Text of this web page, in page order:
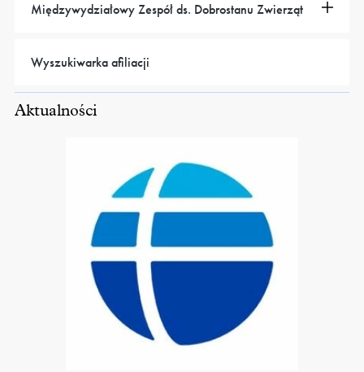
Międzywydziałowy Zespół ds. Dobrostanu Zwierząt
Wyszukiwarka afiliacji
Aktualności